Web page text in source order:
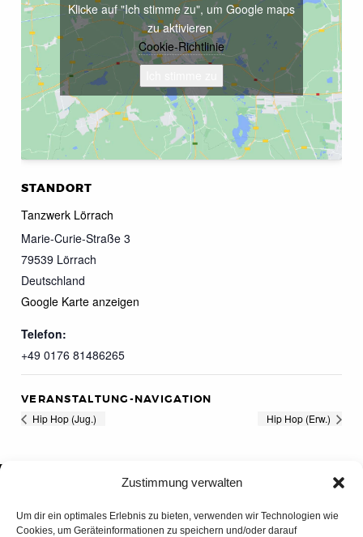
Zustimmung verwalten
Um dir ein optimales Erlebnis zu bieten, verwenden wir Technologien wie
Cookies, um Geräteinformationen zu speichern und/oder darauf
STANDORT
Tanzwerk Lörrach
Marie-Curie-Straße 3
79539 Lörrach
Deutschland
Google Karte anzeigen
Telefon:
+49 0176 81486265
Klicke auf "Ich stimme zu", um Google maps
zu aktivieren
Cookie-Richtlinie
VERANSTALTUNG-NAVIGATION
Hip Hop (Jug.) Hip Hop (Erw.)